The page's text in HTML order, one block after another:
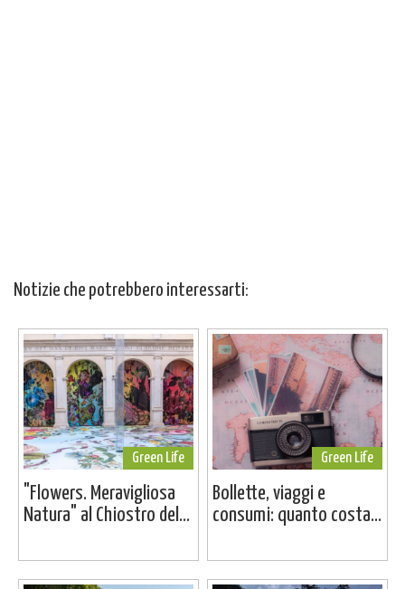
Notizie che potrebbero interessarti:
Green Life
"Flowers. Meravigliosa
Natura" al Chiostro del...
Green Life
Bollette, viaggi e
consumi: quanto costa...